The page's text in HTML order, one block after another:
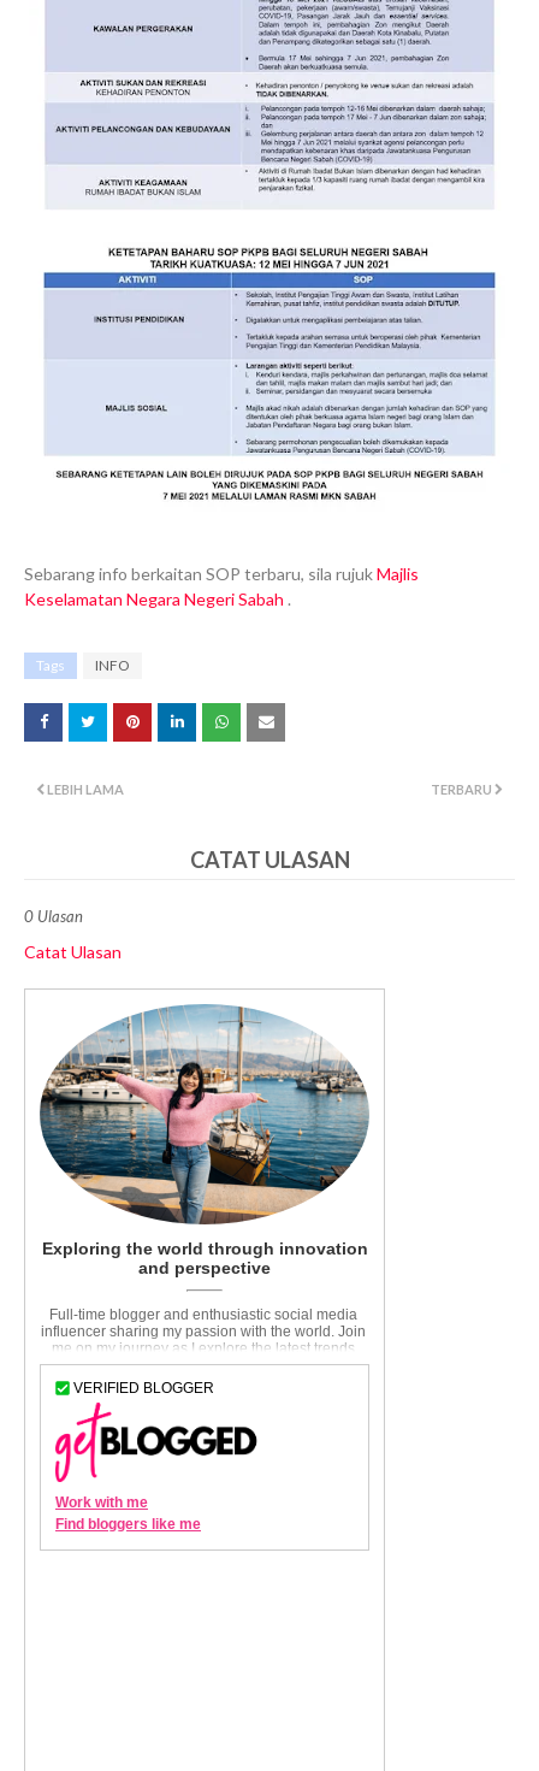
Sebarang info berkaitan SOP terbaru, sila rujukMajlis
Keselamatan Negara Negeri Sabah .
Tags INFO
TERBARU
LEBIH LAMA
CATAT ULASAN
0 Ulasan
Catat Ulasan